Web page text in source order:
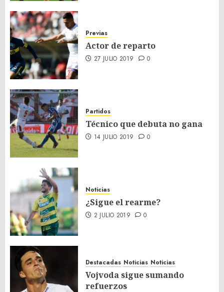
Previas
Actor de reparto
27 JULIO 2019 0
Partidos
Técnico que debuta no gana
14 JULIO 2019 0
Noticias
¿Sigue el rearme?
2 JULIO 2019 0
Destacadas Noticias Noticias
Vojvoda sigue sumando
refuerzos